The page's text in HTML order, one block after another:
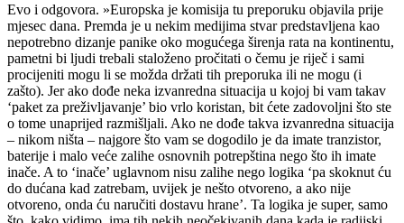
Evo i odgovora. »Europska je komisija tu preporuku objavila prije
mjesec dana. Premda je u nekim medijima stvar predstavljena kao
nepotrebno dizanje panike oko mogućega širenja rata na kontinentu,
pametni bi ljudi trebali staloženo pročitati o čemu je riječ i sami
procijeniti mogu li se možda držati tih preporuka ili ne mogu (i
zašto). Jer ako dođe neka izvanredna situacija u kojoj bi vam takav
‘paket za preživljavanje’ bio vrlo koristan, bit ćete zadovoljni što ste
o tome unaprijed razmišljali. Ako ne dođe takva izvanredna situacija
– nikom ništa – najgore što vam se dogodilo je da imate tranzistor,
baterije i malo veće zalihe osnovnih potrepština nego što ih imate
inače. A to ‘inače’ uglavnom nisu zalihe nego logika ‘pa skoknut ću
do dućana kad zatrebam, uvijek je nešto otvoreno, a ako nije
otvoreno, onda ću naručiti dostavu hrane’. Ta logika je super, samo